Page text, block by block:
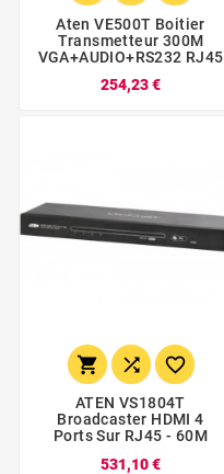
Aten VE500T Boitier
Transmetteur 300M
VGA+AUDIO+RS232 RJ45
254,23 €
  
ATEN VS1804T
Broadcaster HDMI 4
Ports Sur RJ45 - 60M
531,10 €